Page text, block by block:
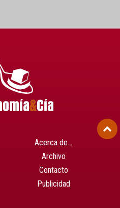
Acerca de…
Archivo
Contacto
Publicidad